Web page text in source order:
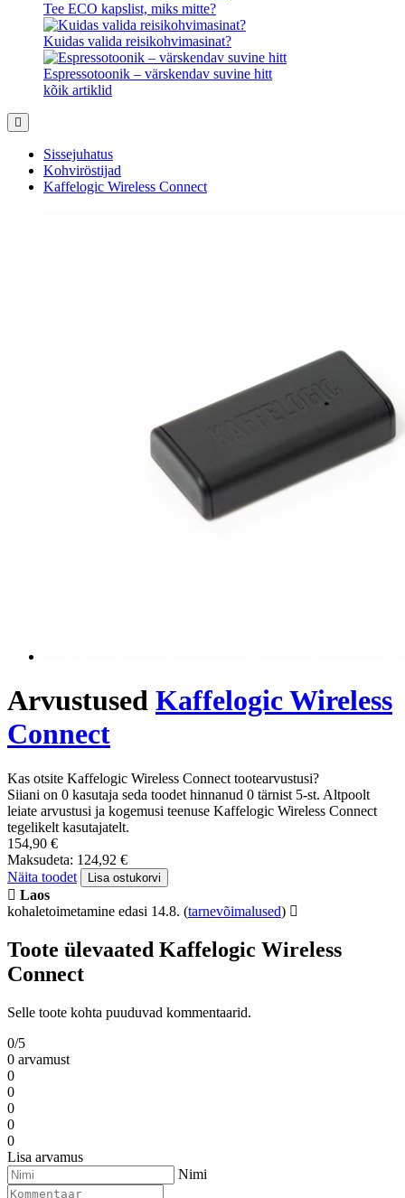
Tee ECO kapslist, miks mitte?
Kuidas valida reisikohvimasinat?
Espressotoonik – värskendav suvine hitt
kõik artiklid
Sissejuhatus
Kohviröstijad
Kaffelogic Wireless Connect
Arvustused Kaffelogic Wireless
Connect
Kas otsite Kaffelogic Wireless Connect tootearvustusi?
Siiani on 0 kasutaja seda toodet hinnanud 0 tärnist 5-st. Altpoolt
leiate arvustusi ja kogemusi teenuse Kaffelogic Wireless Connect
tegelikelt kasutajatelt.
154,90 €
Maksudeta: 124,92 €
Näita toodet
Lisa ostukorvi
Laos
kohaletoimetamine edasi 14.8. (tarnevõimalused)
Toote ülevaated Kaffelogic Wireless
Connect
Selle toote kohta puuduvad kommentaarid.
0/5
0 arvamust
0
0
0
0
0
Lisa arvamus
Nimi